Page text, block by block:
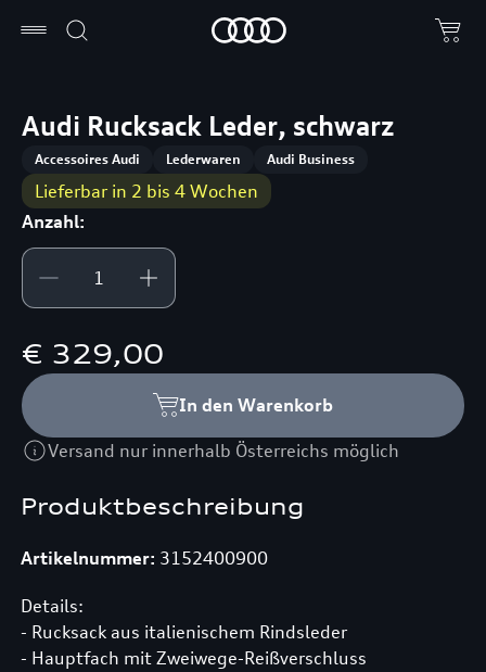
Produktbeschreibung
Artikelnummer: 3152400900
Details:
- Rucksack aus italienischem Rindsleder
- Hauptfach mit Zweiwege-Reißverschluss
Audi Rucksack Leder, schwarz
Accessoires Audi Lederwaren Audi Business
Lieferbar in 2 bis 4 Wochen
Anzahl:
€ 329,00
In den Warenkorb
Versand nur innerhalb Österreichs möglich